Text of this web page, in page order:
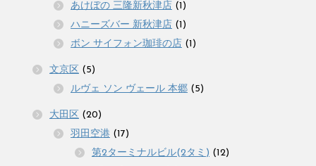
あけぼの 三隆新秋津店 (1)
ハニーズバー 新秋津店 (1)
ボン サイフォン珈琲の店 (1)
文京区 (5)
ルヴェ ソン ヴェール 本郷 (5)
大田区 (20)
羽田空港 (17)
第2ターミナルビル(2タミ) (12)